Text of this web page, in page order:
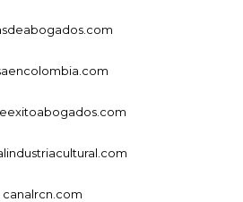
canalrcn.com